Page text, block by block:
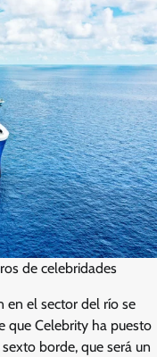
de celebridades
en el sector del río se
que Celebrity ha puesto
borde, que será un